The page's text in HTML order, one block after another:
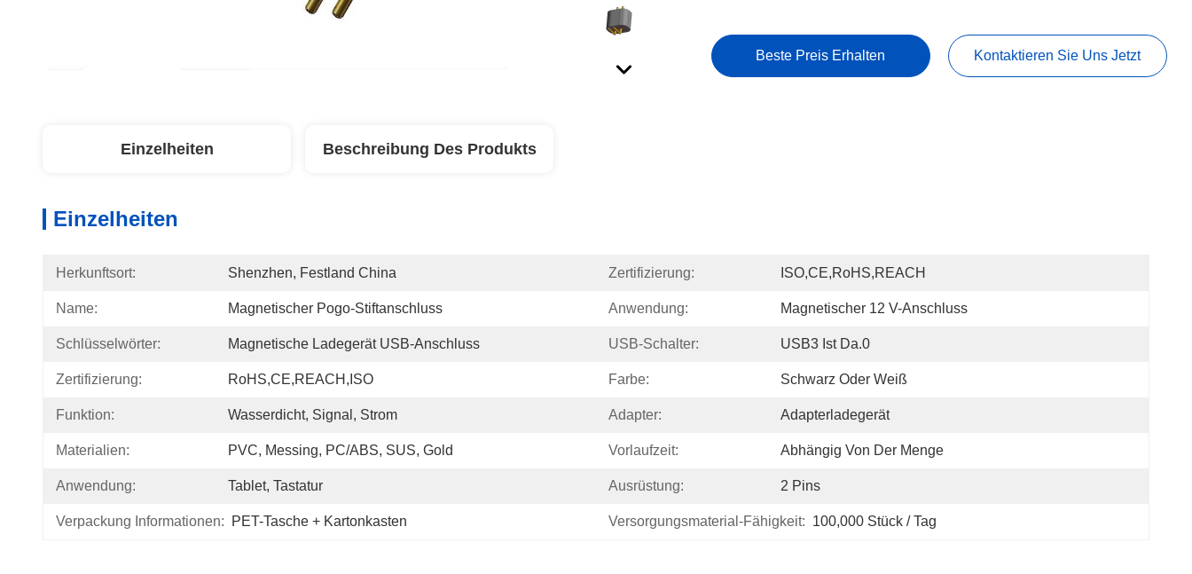
Beste Preis Erhalten Kontaktieren Sie Uns Jetzt
Einzelheiten Beschreibung Des Produkts
Einzelheiten
Herkunftsort: Shenzhen, Festland China Zertifizierung: ISO,CE,RoHS,REACH
Name: Magnetischer Pogo-Stiftanschluss Anwendung: Magnetischer 12 V-Anschluss
Schlüsselwörter: Magnetische Ladegerät USB-Anschluss USB-Schalter: USB3 Ist Da.0
Zertifizierung: RoHS,CE,REACH,ISO Farbe: Schwarz Oder Weiß
Funktion: Wasserdicht, Signal, Strom Adapter: Adapterladegerät
Materialien: PVC, Messing, PC/ABS, SUS, Gold Vorlaufzeit: Abhängig Von Der Menge
Anwendung: Tablet, Tastatur Ausrüstung: 2 Pins
Verpackung Informationen: PET-Tasche + Kartonkasten Versorgungsmaterial-Fähigkeit: 100,000 Stück / Tag